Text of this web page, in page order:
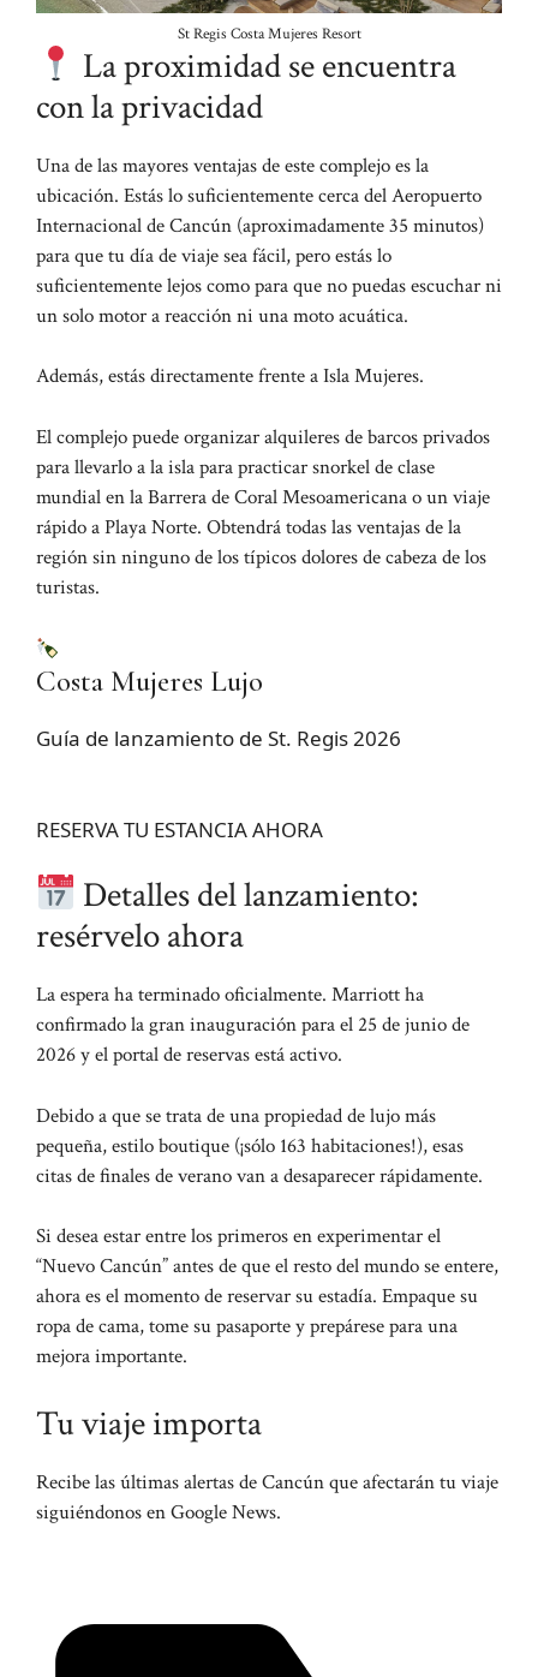
St Regis Costa Mujeres Resort
La proximidad se encuentra
con la privacidad
Una de las mayores ventajas de este complejo es la
ubicación. Estás lo suficientemente cerca del Aeropuerto
Internacional de Cancún (aproximadamente 35 minutos)
para que tu día de viaje sea fácil, pero estás lo
suficientemente lejos como para que no puedas escuchar ni
un solo motor a reacción ni una moto acuática.
Además, estás directamente frente a Isla Mujeres.
El complejo puede organizar alquileres de barcos privados
para llevarlo a la isla para practicar snorkel de clase
mundial en la Barrera de Coral Mesoamericana o un viaje
rápido a Playa Norte. Obtendrá todas las ventajas de la
región sin ninguno de los típicos dolores de cabeza de los
turistas.
Costa Mujeres Lujo
Guía de lanzamiento de St. Regis 2026
RESERVA TU ESTANCIA AHORA
Detalles del lanzamiento:
resérvelo ahora
La espera ha terminado oficialmente. Marriott ha
confirmado la gran inauguración para el 25 de junio de
2026 y el portal de reservas está activo.
Debido a que se trata de una propiedad de lujo más
pequeña, estilo boutique (¡sólo 163 habitaciones!), esas
citas de finales de verano van a desaparecer rápidamente.
Si desea estar entre los primeros en experimentar el
“Nuevo Cancún” antes de que el resto del mundo se entere,
ahora es el momento de reservar su estadía. Empaque su
ropa de cama, tome su pasaporte y prepárese para una
mejora importante.
Tu viaje importa
Recibe las últimas alertas de Cancún que afectarán tu viaje
siguiéndonos en Google News.